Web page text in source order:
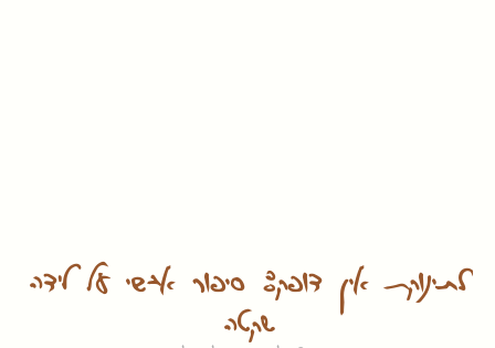
לתינוקת אין דופק: סיפור אישי על לידה
שקטה